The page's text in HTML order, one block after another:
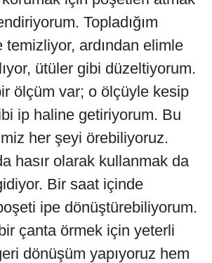
Topladığım
temizliyor, ardından elimle
ütüler gibi düzeltiyorum.
ölçüm var; o ölçüyle kesip
ip haline getiriyorum. Bu
her şeyi örebiliyoruz.
hasır olarak kullanmak da
Bir saat içinde
ipe dönüştürebiliyorum.
çanta örmek için yeterli
dönüşüm yapıyoruz hem